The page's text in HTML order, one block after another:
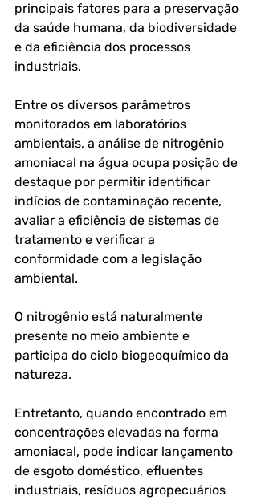
principais fatores para a preservação
da saúde humana, da biodiversidade
e da eficiência dos processos
industriais.
Entre os diversos parâmetros
monitorados em laboratórios
ambientais, a análise de nitrogênio
amoniacal na água ocupa posição de
destaque por permitir identificar
indícios de contaminação recente,
avaliar a eficiência de sistemas de
tratamento e verificar a
conformidade com a legislação
ambiental.
O nitrogênio está naturalmente
presente no meio ambiente e
participa do ciclo biogeoquímico da
natureza.
Entretanto, quando encontrado em
concentrações elevadas na forma
amoniacal, pode indicar lançamento
de esgoto doméstico, efluentes
industriais, resíduos agropecuários